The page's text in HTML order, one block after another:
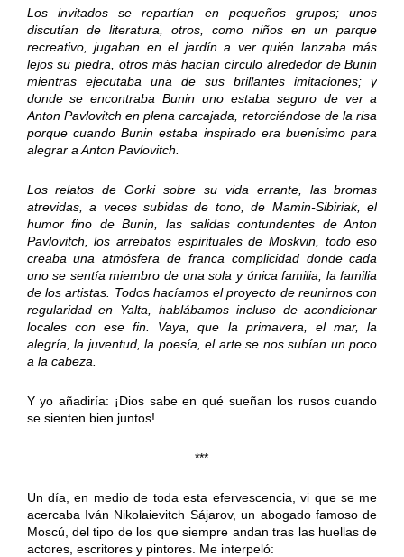
Los invitados se repartían en pequeños grupos; unos
discutían de literatura, otros, como niños en un parque
recreativo, jugaban en el jardín a ver quién lanzaba más
lejos su piedra, otros más hacían círculo alrededor de Bunin
mientras ejecutaba una de sus brillantes imitaciones; y
donde se encontraba Bunin uno estaba seguro de ver a
Anton Pavlovitch en plena carcajada, retorciéndose de la risa
porque cuando Bunin estaba inspirado era buenísimo para
alegrar a Anton Pavlovitch.
Los relatos de Gorki sobre su vida errante, las bromas
atrevidas, a veces subidas de tono, de Mamin-Sibiriak, el
humor fino de Bunin, las salidas contundentes de Anton
Pavlovitch, los arrebatos espirituales de Moskvin, todo eso
creaba una atmósfera de franca complicidad donde cada
uno se sentía miembro de una sola y única familia, la familia
de los artistas. Todos hacíamos el proyecto de reunirnos con
regularidad en Yalta, hablábamos incluso de acondicionar
locales con ese fin. Vaya, que la primavera, el mar, la
alegría, la juventud, la poesía, el arte se nos subían un poco
a la cabeza.
Y yo añadiría: ¡Dios sabe en qué sueñan los rusos cuando
se sienten bien juntos!
***
Un día, en medio de toda esta efervescencia, vi que se me
acercaba Iván Nikolaievitch Sájarov, un abogado famoso de
Moscú, del tipo de los que siempre andan tras las huellas de
actores, escritores y pintores. Me interpeló: